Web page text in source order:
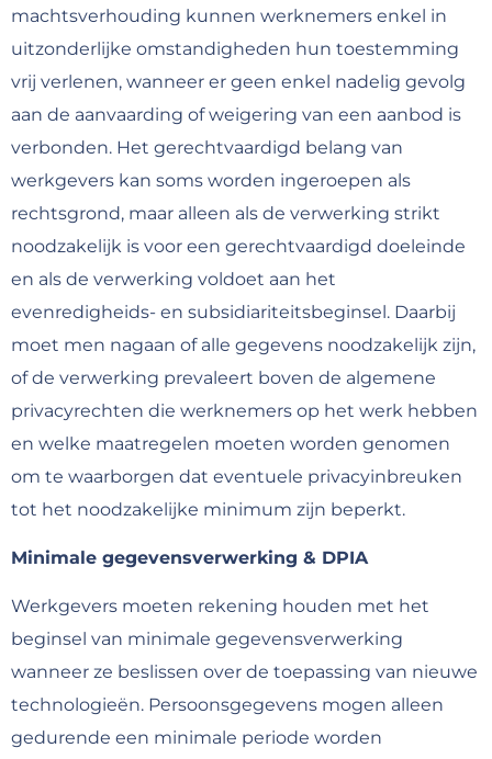
machtsverhouding kunnen werknemers enkel in
uitzonderlijke omstandigheden hun toestemming
vrij verlenen, wanneer er geen enkel nadelig gevolg
aan de aanvaarding of weigering van een aanbod is
verbonden. Het gerechtvaardigd belang van
werkgevers kan soms worden ingeroepen als
rechtsgrond, maar alleen als de verwerking strikt
noodzakelijk is voor een gerechtvaardigd doeleinde
en als de verwerking voldoet aan het
evenredigheids- en subsidiariteitsbeginsel. Daarbij
moet men nagaan of alle gegevens noodzakelijk zijn,
of de verwerking prevaleert boven de algemene
privacyrechten die werknemers op het werk hebben
en welke maatregelen moeten worden genomen
om te waarborgen dat eventuele privacyinbreuken
tot het noodzakelijke minimum zijn beperkt.
Minimale gegevensverwerking & DPIA
Werkgevers moeten rekening houden met het
beginsel van minimale gegevensverwerking
wanneer ze beslissen over de toepassing van nieuwe
technologieën. Persoonsgegevens mogen alleen
gedurende een minimale periode worden